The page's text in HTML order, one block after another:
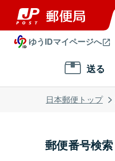
ゆうIDマイページへ
送る
日本郵便トップ
郵便番号検索